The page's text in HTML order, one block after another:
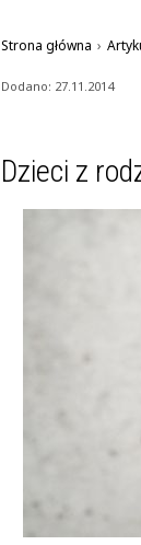
Strona główna ›
Dodano: 27.11.2014
Dzieci z